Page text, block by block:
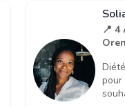
📍 4
pour